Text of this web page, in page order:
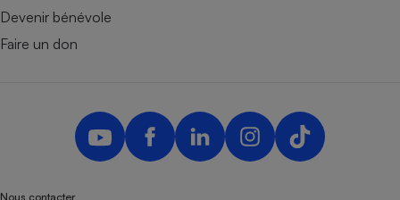
Devenir bénévole
Faire un don
Nous contacter